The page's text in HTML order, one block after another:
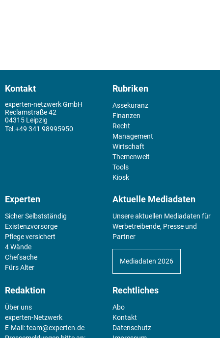
Kontakt
experten-netzwerk GmbH
Reclamstraße 42
04315 Leipzig
+49 341 98995950
Rubriken
Assekuranz
Finanzen
Recht
Management
Wirtschaft
Themenwelt
Tools
Kiosk
Experten
Sicher Selbstständig
Existenz­vorsorge
Pflege versichert
4 Wände
Chefsache
Fürs Alter
Aktuelle Mediadaten
Unsere aktuellen Mediadaten für
Werbetreibende, Presse und
Partner
Mediadaten 2026
Redaktion
Über uns
experten-Netzwerk
E-Mail:team@experten.de
Rechtliches
Abo
Kontakt
Datenschutz